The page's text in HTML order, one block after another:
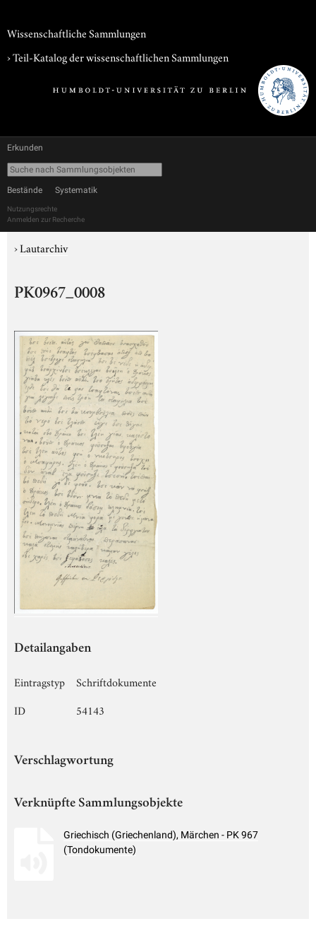
Wissenschaftliche Sammlungen
› Teil-Katalog der wissenschaftlichen Sammlungen
Erkunden
Bestände Systematik
Nutzungsrechte
Anmelden zur Recherche
›Lautarchiv
PK0967_0008
Detailangaben
Eintragstyp
Schriftdokumente
ID
54143
Verschlagwortung
Verknüpfte Sammlungsobjekte
Griechisch (Griechenland), Märchen - PK 967
(Tondokumente)